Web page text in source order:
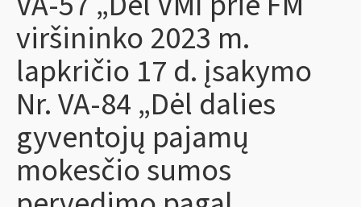
viršininko 2023 m.
lapkričio 17 d. įsakymo
Nr. VA-84 „Dėl dalies
gyventojų pajamų
mokesčio sumos